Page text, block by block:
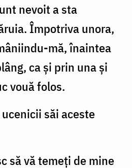
nevoit a sta
Împotriva unora,
mă, înaintea
ca şi prin una şi
vouă folos.
săi aceste
să vă temeţi de mine